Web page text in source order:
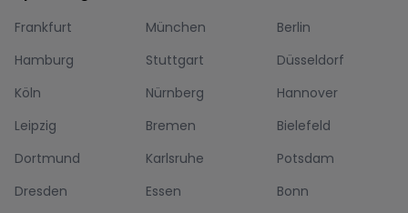
Frankfurt München
Berlin
Hamburg
Stuttgart
Düsseldorf
Köln
Nürnberg
Hannover
Leipzig
Bremen
Bielefeld
Dortmund
Karlsruhe
Potsdam
Dresden
Essen
Bonn